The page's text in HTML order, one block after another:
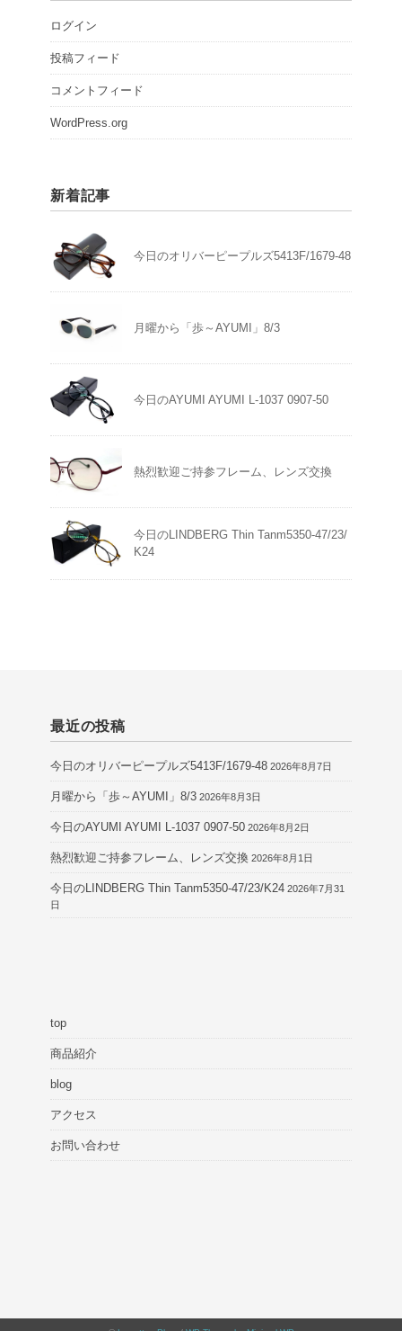
ログイン
投稿フィード
コメントフィード
WordPress.org
新着記事
今日のオリバーピープルズ5413F/1679-48
月曜から「歩～AYUMI」8/3
今日のAYUMI AYUMI L-1037 0907-50
熱烈歓迎ご持参フレーム、レンズ交換
今日のLINDBERG Thin Tanm5350-47/23/
K24
最近の投稿
今日のオリバーピープルズ5413F/1679-48 2026年8月7日
月曜から「歩～AYUMI」8/3 2026年8月3日
今日のAYUMI AYUMI L-1037 0907-50 2026年8月2日
熱烈歓迎ご持参フレーム、レンズ交換 2026年8月1日
今日のLINDBERG Thin Tanm5350-47/23/K24 2026年7月31
日
top
商品紹介
blog
アクセス
お問い合わせ